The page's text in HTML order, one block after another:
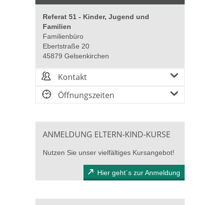
Referat 51 - Kinder, Jugend und
Familien
Familienbüro
Ebertstraße 20
45879 Gelsenkirchen
Kontakt
Öffnungszeiten
ANMELDUNG ELTERN-KIND-KURSE
Nutzen Sie unser vielfältiges Kursangebot!
Hier geht´s zur Anmeldung